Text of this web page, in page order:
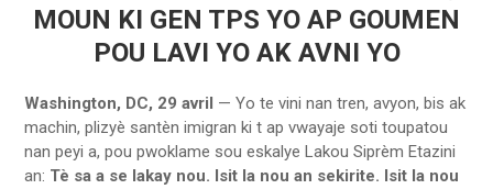
MOUN KI GEN TPS YO AP GOUMEN
POU LAVI YO AK AVNI YO
Washington, DC, 29 avril — Yo te vini nan tren, avyon, bis ak
machin, plizyè santèn imigran ki t ap vwayaje soti toupatou
nan peyi a, pou pwoklame sou eskalye Lakou Siprèm Etazini
an: Tè sa a se lakay nou. Isit la nou an sekirite. Isit la nou